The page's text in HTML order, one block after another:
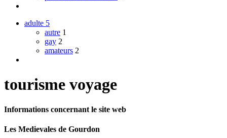
adulte 5
autre 1
gay 2
amateurs 2
tourisme voyage
Informations concernant le site web
Les Medievales de Gourdon